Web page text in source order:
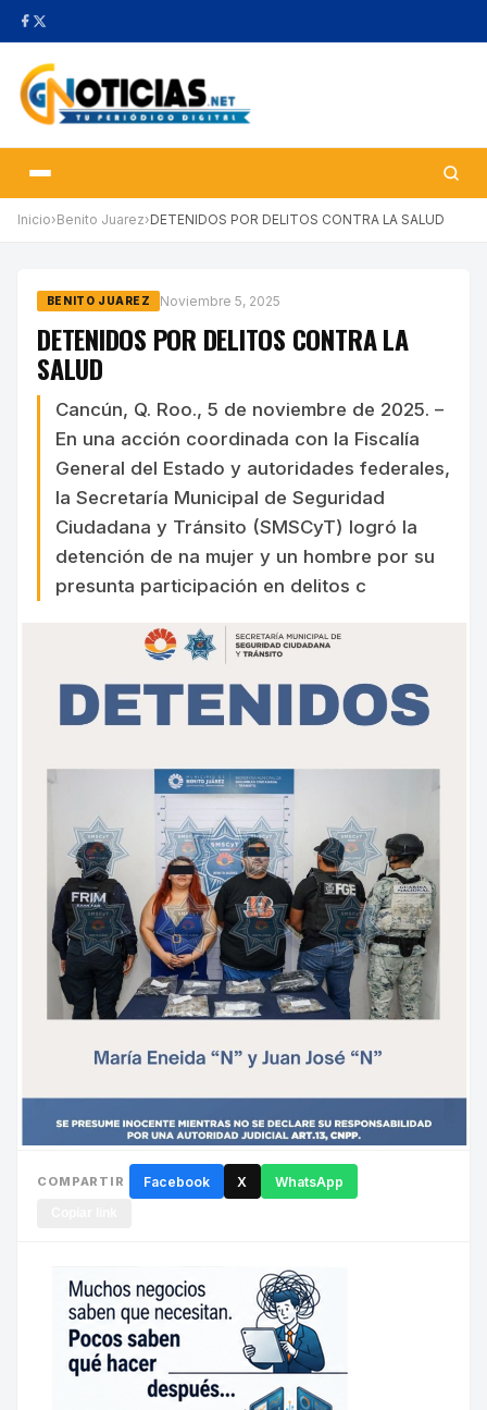
Inicio› Benito Juarez› DETENIDOS POR DELITOS CONTRA LA SALUD
BENITO JUAREZ Noviembre 5, 2025
DETENIDOS POR DELITOS CONTRA LA
SALUD
Cancún, Q. Roo., 5 de noviembre de 2025. –
En una acción coordinada con la Fiscalía
General del Estado y autoridades federales,
la Secretaría Municipal de Seguridad
Ciudadana y Tránsito (SMSCyT) logró la
detención de na mujer y un hombre por su
presunta participación en delitos c
COMPARTIR Facebook X WhatsApp